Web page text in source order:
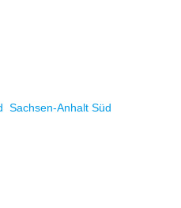
Sachsen-Anhalt Süd